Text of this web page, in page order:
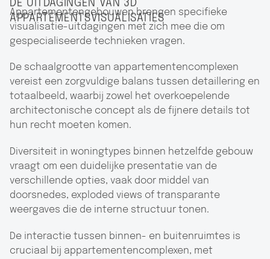
DE UITDAGINGEN VAN 3D
APPARTEMENTSVISUALISATIES
Appartementengebouwen brengen specifieke
visualisatie-uitdagingen met zich mee die om
gespecialiseerde technieken vragen.
De schaalgrootte van appartementencomplexen
vereist een zorgvuldige balans tussen detaillering en
totaalbeeld, waarbij zowel het overkoepelende
architectonische concept als de fijnere details tot
hun recht moeten komen.
Diversiteit in woningtypes binnen hetzelfde gebouw
vraagt om een duidelijke presentatie van de
verschillende opties, vaak door middel van
doorsnedes, exploded views of transparante
weergaves die de interne structuur tonen.
De interactie tussen binnen- en buitenruimtes is
cruciaal bij appartementencomplexen, met